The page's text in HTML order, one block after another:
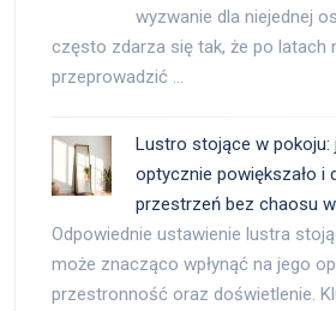
wyzwanie dla niejednej
często zdarza się tak, że po latach
przeprowadzić …
Lustro stojące w pokoju:
optycznie powiększało i
przestrzeń bez chaosu
Odpowiednie ustawienie lustra
może znacząco wpłynąć na jego
przestronność oraz doświetlenie.